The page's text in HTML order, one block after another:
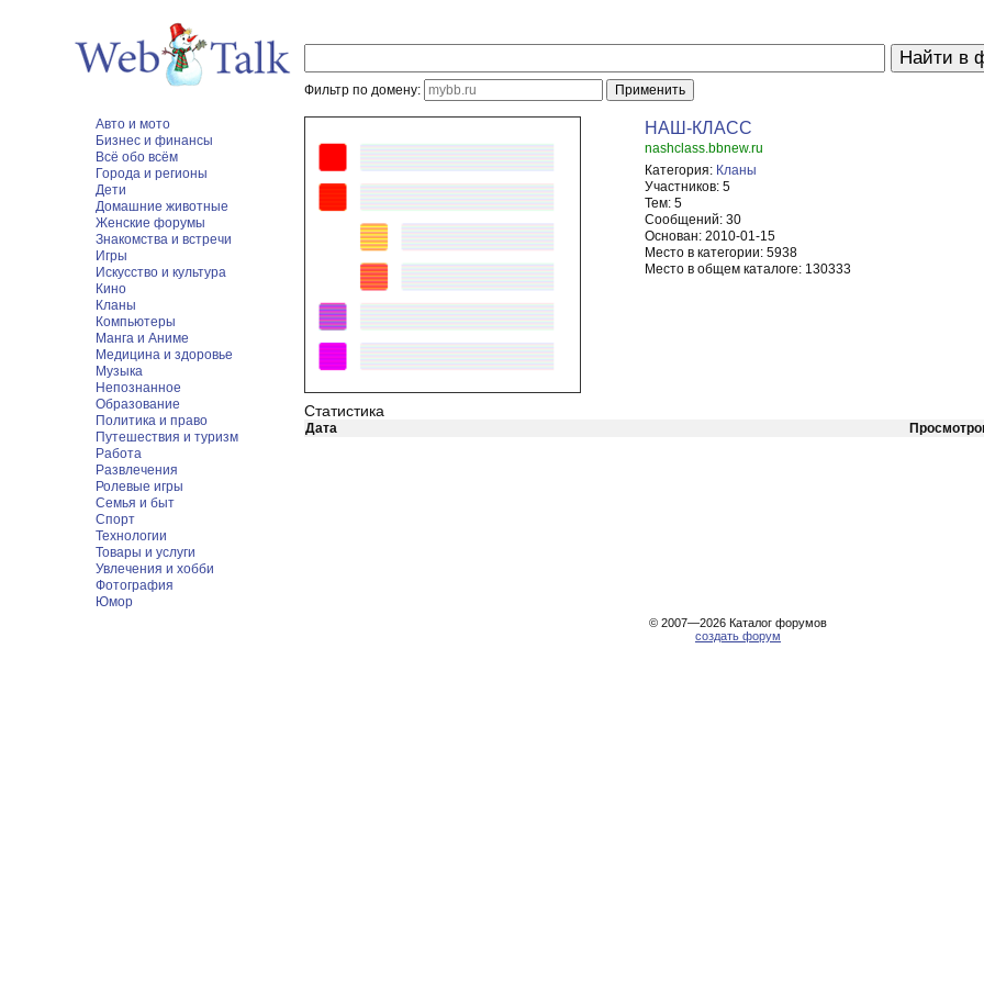
Фильтр по домену:
Авто и мото
Бизнес и финансы
Всё обо всём
Города и регионы
Дети
Домашние животные
Женские форумы
Знакомства и встречи
Игры
Искусство и культура
Кино
Кланы
Компьютеры
Манга и Аниме
Медицина и здоровье
Музыка
Непознанное
Образование
Политика и право
Путешествия и туризм
Работа
Развлечения
Ролевые игры
Семья и быт
Спорт
Технологии
Товары и услуги
Увлечения и хобби
Фотография
Юмор
НАШ-КЛАСС
nashclass.bbnew.ru
Категория: Кланы
Участников: 5
Тем: 5
Сообщений: 30
Основан: 2010-01-15
Место в категории: 5938
Место в общем каталоге: 130333
Статистика
Дата
© 2007—2026 Каталог форумов
создать форум